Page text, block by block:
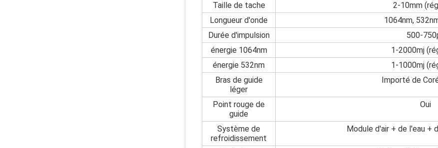
Taille de tache
2-10mm
Longueur d'onde
1064nm,
Durée d'impulsion
500-
énergie 1064nm
1-2000mj
énergie 532nm
1-1000mj
Bras de guide
léger
Importé de
Point rouge de
guide
Oui
Système de
refroidissement
Module d'air + de l'eau +